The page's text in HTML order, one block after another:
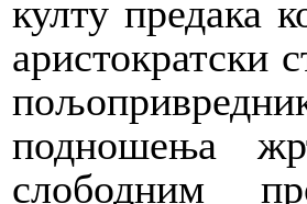
аристократски
подношења
слободним